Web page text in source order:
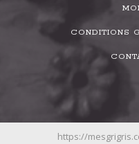
CONDITIONS
https://